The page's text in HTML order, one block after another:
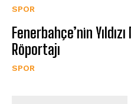
SPOR
Fenerbahçe’nin
Röportajı
SPOR